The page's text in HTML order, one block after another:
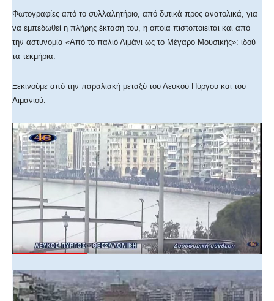
Φωτογραφίες από το συλλαλητήριο, από δυτικά προς ανατολικά, για
να εμπεδωθεί η πλήρης έκτασή του, η οποία πιστοποιείται και από
την αστυνομία «Από το παλιό Λιμάνι ως το Μέγαρο Μουσικής»: ιδού
τα τεκμήρια.
Ξεκινούμε από την παραλιακή μεταξύ του Λευκού Πύργου και του
Λιμανιού.